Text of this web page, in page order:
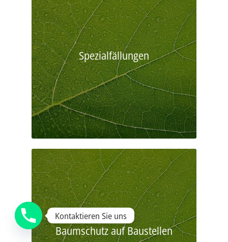
Spezialfällungen
Baumschutz auf Baustellen
Kontaktieren Sie uns